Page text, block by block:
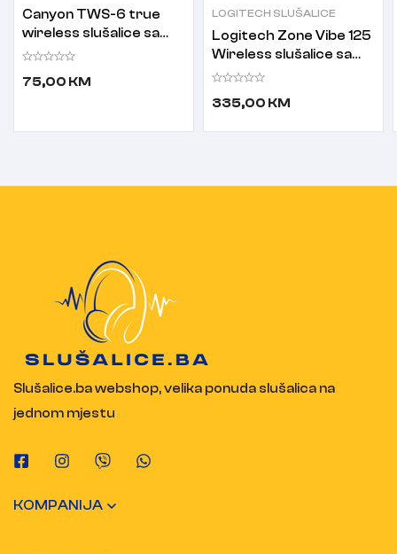
Canyon TWS-6 true
wireless slušalice sa
mikrofonom CNS-
75,00 KM
LOGITECH SLUŠALICE
Logitech Zone Vibe 125
Wireless slušalice sa
mikrofonom
335,00 KM
Slušalice.ba webshop, velika ponuda slušalica na
jednom mjestu
KOMPANIJA